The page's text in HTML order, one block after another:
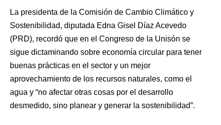
La presidenta de la Comisión de Cambio Climático y
Sostenibilidad, diputada Edna Gisel Díaz Acevedo
(PRD), recordó que en el Congreso de la Unisón se
sigue dictaminando sobre economía circular para tener
buenas prácticas en el sector y un mejor
aprovechamiento de los recursos naturales, como el
agua y “no afectar otras cosas por el desarrollo
desmedido, sino planear y generar la sostenibilidad”.